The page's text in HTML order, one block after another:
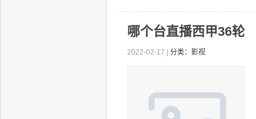
哪个台直播西甲36轮
2022-02-17 | 分类：影视